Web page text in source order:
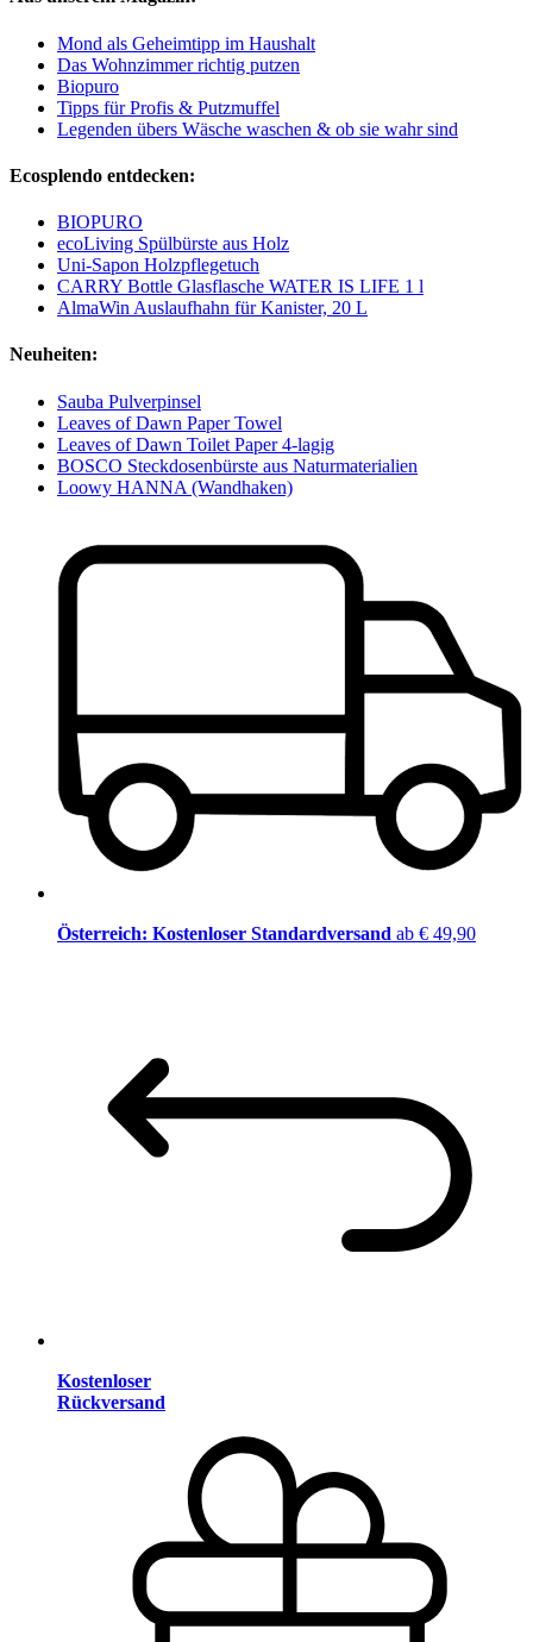
Mond als Geheimtipp im Haushalt
Das Wohnzimmer richtig putzen
Biopuro
Tipps für Profis & Putzmuffel
Legenden übers Wäsche waschen & ob sie wahr sind
Ecosplendo entdecken:
BIOPURO
ecoLiving Spülbürste aus Holz
Uni-Sapon Holzpflegetuch
CARRY Bottle Glasflasche WATER IS LIFE 1 l
AlmaWin Auslaufhahn für Kanister, 20 L
Neuheiten:
Sauba Pulverpinsel
Leaves of Dawn Paper Towel
Leaves of Dawn Toilet Paper 4-lagig
BOSCO Steckdosenbürste aus Naturmaterialien
Loowy HANNA (Wandhaken)
Österreich: Kostenloser Standardversand ab € 49,90
Kostenloser
Rückversand